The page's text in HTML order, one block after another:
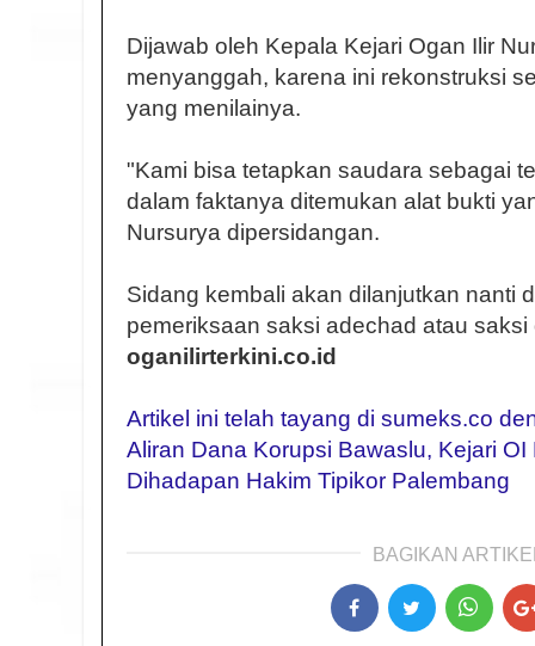
Dijawab oleh Kepala Kejari Ogan Ilir
menyanggah, karena ini rekonstruksi
yang menilainya.
"Kami bisa tetapkan saudara sebagai
dalam faktanya ditemukan alat bukti
Nursurya dipersidangan.
Sidang kembali akan dilanjutkan nanti
pemeriksaan saksi adechad atau
oganilirterkini.co.id
Artikel ini telah tayang di sumeks.co
Aliran Dana Korupsi Bawaslu, Kejari
Dihadapan Hakim Tipikor Palembang
BAGIKAN